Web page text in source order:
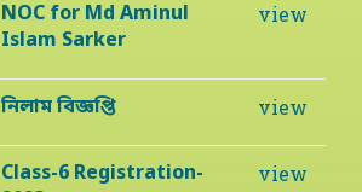
NOC for Md Aminul
Islam Sarker
view
নিলাম বিজ্ঞপ্তি view
Class-6 Registration-
view